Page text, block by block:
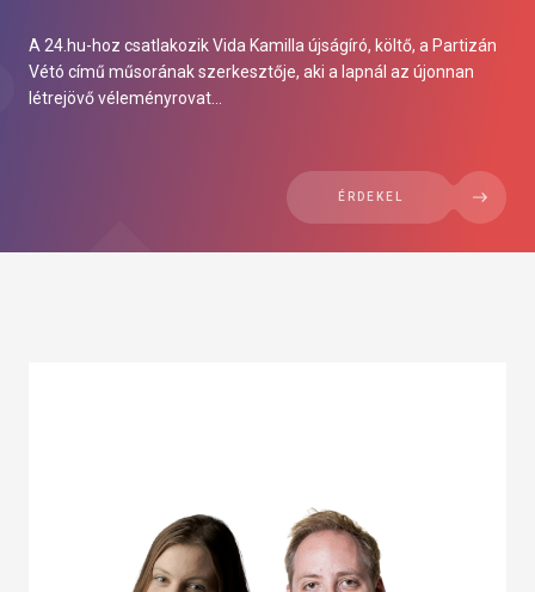
A 24.hu-hoz csatlakozik Vida Kamilla újságíró, költő, a Partizán
Vétó című műsorának szerkesztője, aki a lapnál az újonnan
létrejövő véleményrovat...
ÉRDEKEL